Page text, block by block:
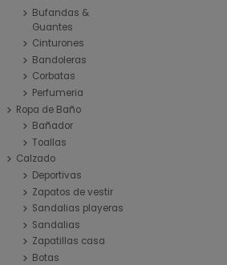
Bufandas &
Guantes
Cinturones
Bandoleras
Corbatas
Perfumeria
Ropa de Baño
Bañador
Toallas
Calzado
Deportivas
Zapatos de vestir
Sandalias playeras
Sandalias
Zapatillas casa
Botas